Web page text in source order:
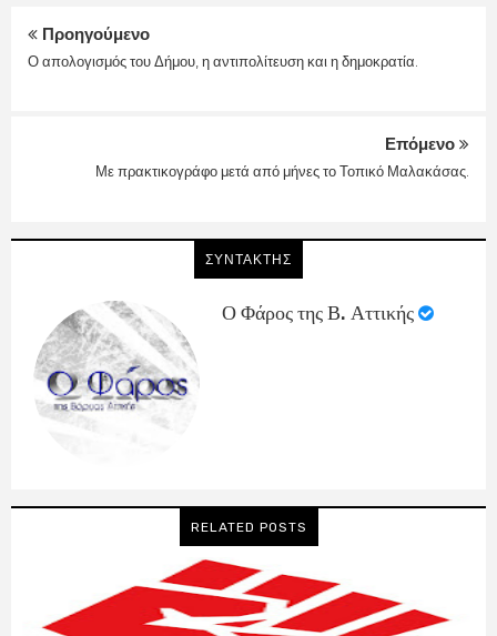
Προηγούμενο
Ο απολογισμός του Δήμου, η αντιπολίτευση και η δημοκρατία.
Επόμενο
Με πρακτικογράφο μετά από μήνες το Τοπικό Μαλακάσας.
ΣΥΝΤΑΚΤΗΣ
Ο Φάρος της Β. Αττικής
RELATED POSTS